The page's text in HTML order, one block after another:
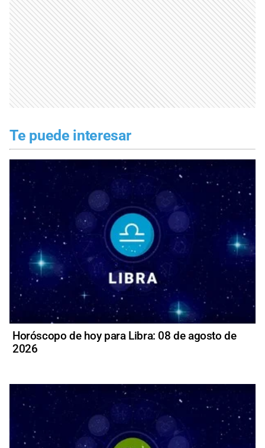
Te puede interesar
Horóscopo de hoy para Libra: 08 de agosto de
2026